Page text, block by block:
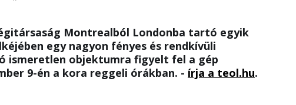
Montrealból Londonba tartó egyik
egy nagyon fényes és rendkívüli
ismeretlen objektumra figyelt fel a gép
9-én a kora reggeli órákban. - írja a teol.hu.